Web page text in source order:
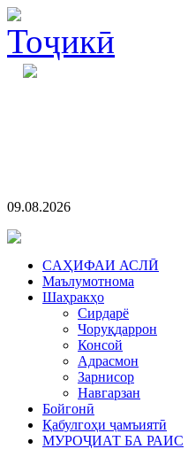
09.08.2026
CАҲИФАИ АСЛӢ
Маълумотнома
Шаҳракҳо
Сирдарё
Чоруқдаррон
Консой
Адрасмон
Зарнисор
Навгарзан
Бойгонӣ
Қабулгоҳи ҷамъиятӣ
МУРОҶИАТ БА РАИС